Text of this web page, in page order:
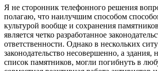
Я не сторонник телефонного решения
полагаю, что наилучшим способом
культурой вообще и сохранения
является четко разработанное
ответственности. Однако в нескольких
законодательство несовершенно, а здания,
список памятников, могли погибнуть в